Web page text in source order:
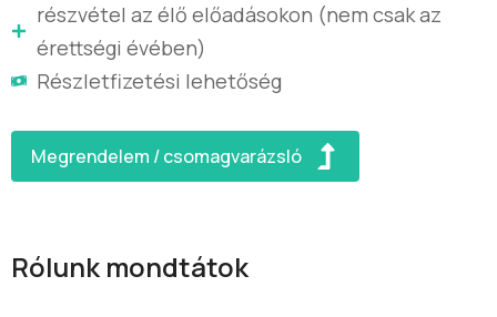
részvétel az élő előadásokon (nem csak az
érettségi évében)
Részletfizetési lehetőség
Megrendelem / csomagvarázsló
Rólunk mondtátok